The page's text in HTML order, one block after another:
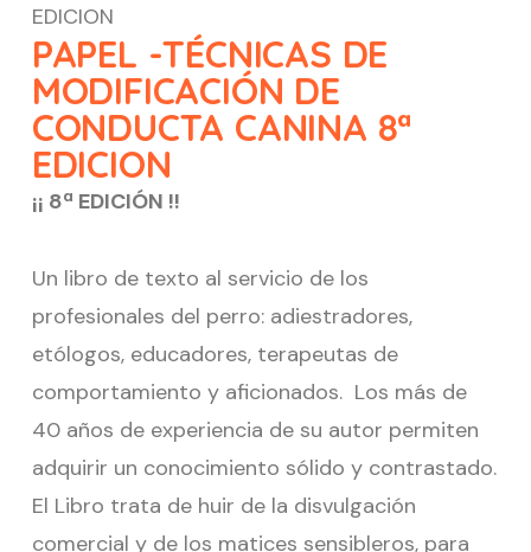
EDICION
PAPEL -TÉCNICAS DE
MODIFICACIÓN DE
CONDUCTA CANINA 8ª
EDICION
¡¡ 8ª EDICIÓN !!
Un libro de texto al servicio de los
profesionales del perro: adiestradores,
etólogos, educadores, terapeutas de
comportamiento y aficionados. Los más de
40 años de experiencia de su autor permiten
adquirir un conocimiento sólido y contrastado.
El Libro trata de huir de la disvulgación
comercial y de los matices sensibleros, para